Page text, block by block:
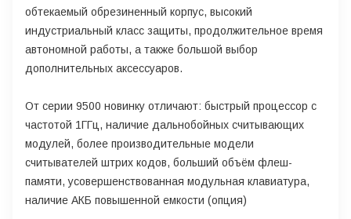
обтекаемый обрезиненный корпус, высокий
индустриальный класс защиты, продолжительное время
автономной работы, а также большой выбор
дополнительных аксессуаров.
От серии 9500 новинку отличают: быстрый процессор с
частотой 1ГГц, наличие дальнобойных считывающих
модулей, более производительные модели
считывателей штрих кодов, больший объём флеш-
памяти, усовершенствованная модульная клавиатура,
наличие АКБ повышенной емкости (опция)